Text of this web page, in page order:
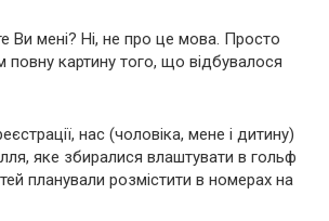
Ви мені? Ні, не про це мова. Просто
повну картину того, що відбувалося
нас (чоловіка, мене і дитину)
яке збиралися влаштувати в гольф
планували розмістити в номерах на